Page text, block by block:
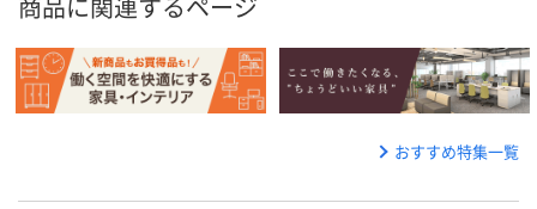
おすすめ特集一覧